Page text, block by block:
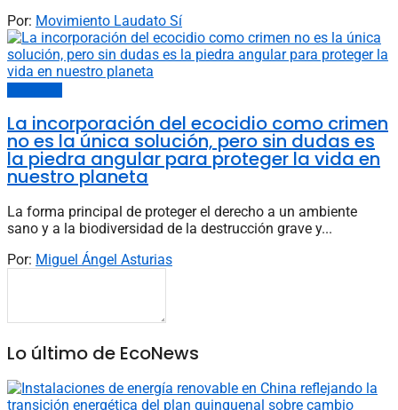
Por: Movimiento Laudato Sí
La incorporación del ecocidio como crimen
no es la única solución, pero sin dudas es
la piedra angular para proteger la vida en
nuestro planeta
La forma principal de proteger el derecho a un ambiente
sano y a la biodiversidad de la destrucción grave y...
Por: Miguel Ángel Asturias
Lo último de EcoNews